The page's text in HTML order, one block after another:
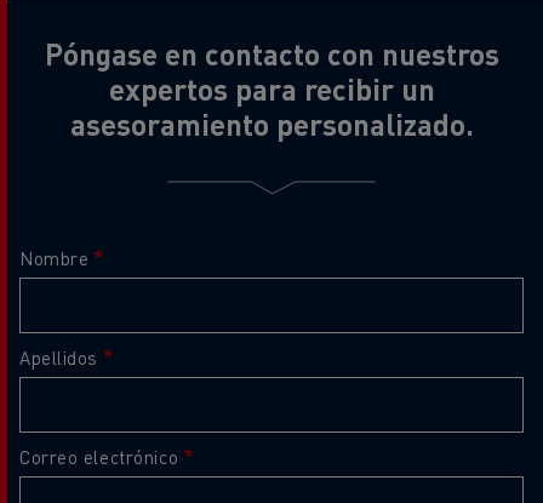
Póngase en contacto con nuestros
expertos para recibir un
asesoramiento personalizado.
Nombre
Apellidos
Correo electrónico